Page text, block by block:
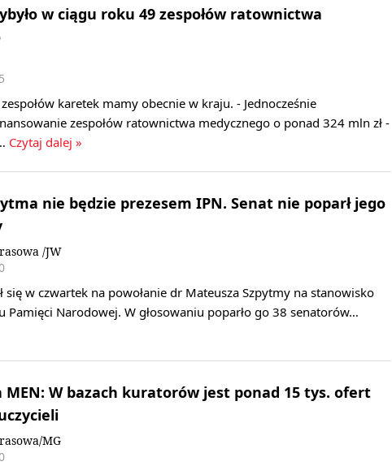
w ciągu roku 49 zespołów ratownictwa
karetek mamy obecnie w kraju. - Jednocześnie
zespołów ratownictwa medycznego o ponad 324 mln zł -
Czytaj dalej »
nie będzie prezesem IPN. Senat nie poparł jego
/JW
się w czwartek na powołanie dr Mateusza Szpytmy na stanowisko
Pamięci Narodowej. W głosowaniu poparło go 38 senatorów…
MEN: W bazach kuratorów jest ponad 15 tys. ofert
MG